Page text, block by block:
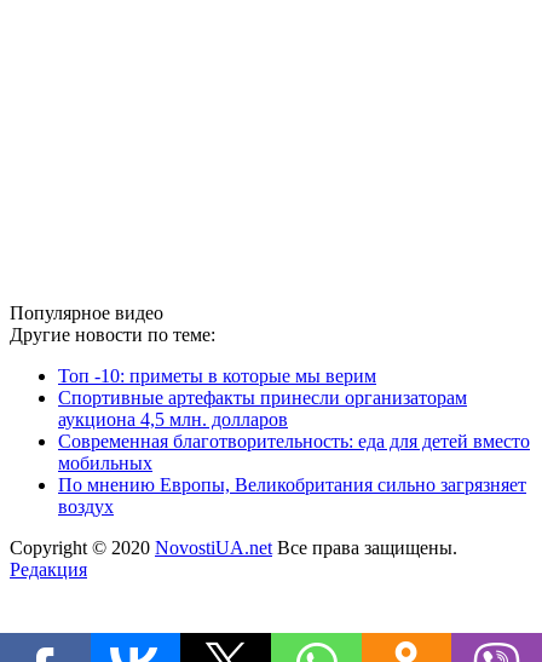
Популярное видео
Другие новости по теме:
Топ -10: приметы в которые мы верим
Спортивные артефакты принесли организаторам
аукциона 4,5 млн. долларов
Современная благотворительность: еда для детей вместо
мобильных
По мнению Европы, Великобритания сильно загрязняет
воздух
Copyright © 2020 NovostiUA.net Все права защищены.
Редакция